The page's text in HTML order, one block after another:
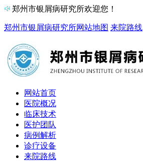
郑州市银屑病研究所欢迎您！
郑州市银屑病研究所网站地图 来院路线
网站首页
医院概况
临床技术
医护团队
病例解析
诊疗设备
来院路线